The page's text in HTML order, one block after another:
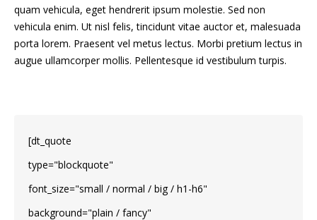
quam vehicula, eget hendrerit ipsum molestie. Sed non
vehicula enim. Ut nisl felis, tincidunt vitae auctor et, malesuada
porta lorem. Praesent vel metus lectus. Morbi pretium lectus in
augue ullamcorper mollis. Pellentesque id vestibulum turpis.
[dt_quote
type="blockquote"
font_size="small / normal / big / h1-h6"
background="plain / fancy"